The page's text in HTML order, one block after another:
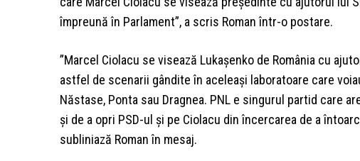
împreună în Parlament”, a scris Roman într-o postare.
”Marcel Ciolacu se visează Lukaşenko de România cu
astfel de scenarii gândite în aceleaşi laboratoare care
Năstase, Ponta sau Dragnea. PNL e singurul partid care
şi de a opri PSD-ul şi pe Ciolacu din încercarea de a
subliniază Roman în mesaj.